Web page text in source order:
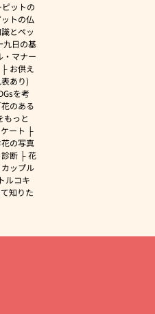
ットの
トの仏
とペッ
九日の基
・マナー
お供え
あり)
を考
のある
もっと
ート
の写真
断
花
カップル
ルコキ
知りた